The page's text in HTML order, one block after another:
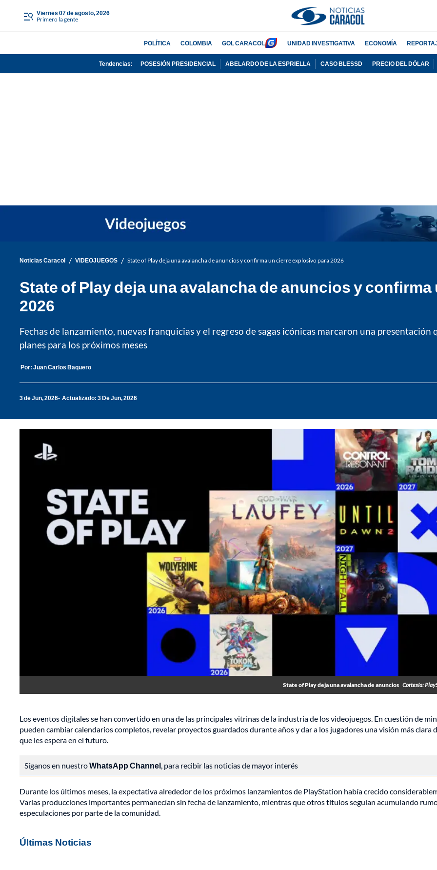
viernes 07 de agosto, 2026
Primero la gente
POLÍTICA COLOMBIA GOL CARACOL UNIDAD INVESTIGATIVA ECONOMÍA
Tendencias: POSESIÓN PRESIDENCIAL ABELARDO DE LA ESPRIELLA CASO BLESSD PRECIO DEL DÓLAR
Noticias Caracol / VIDEOJUEGOS / State of Play deja una avalancha de anuncios y confirma un cierre explosivo para 2026
State of Play deja una avalancha de anuncios y
2026
Fechas de lanzamiento, nuevas franquicias y el regreso de sagas icónicas marcaron una
planes para los próximos meses
Por: Juan Carlos Baquero
3 de Jun, 2026 Actualizado: 3 De Jun, 2026
State of Play deja una avalancha de anuncios Cortesía:
Los eventos digitales se han convertido en una de las principales vitrinas de la industria de los videojuegos. En cuestión de
pueden cambiar calendarios completos, revelar proyectos guardados durante años y dar a los jugadores una visión más clara
que les espera en el futuro.
Síganos en nuestroWhatsApp Channel, para recibir las noticias de mayor interés
Durante los últimos meses, la expectativa alrededor de los próximos lanzamientos de PlayStation había crecido
Varias producciones importantes permanecían sin fecha de lanzamiento, mientras que otros títulos seguían acumulando
especulaciones por parte de la comunidad.
Últimas Noticias